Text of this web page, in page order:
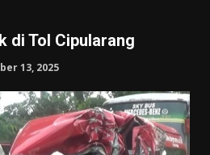
di Tol Cipularang
13, 2025